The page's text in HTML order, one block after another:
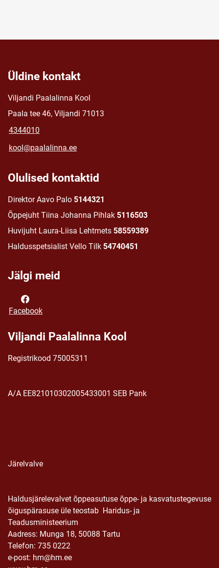
Üldine kontakt
Viljandi Paalalinna Kool
Paala tee 46, Viljandi 71013
4344010
kool@paalalinna.ee
Olulised kontaktid
Direktor Aavo Palo 5144321
Õppejuht Tiina Johanna Pihlak 5116503
Huvijuht Laura-Liisa Lehtmets 58559389
Haldusspetsialist Vello Tilk 54740451
Jälgi meid
Facebook
Viljandi Paalalinna Kool
Registrikood 75005311
A/A EE821010302005433001 SEB Pank
Järelvalve
Haldusjärelevalvet õppeasutuse õppe- ja kasvatustegevuse
õiguspärasuse üle teostab Haridus- ja
Teadusministeerium
Aadress: Munga 18, 50088 Tartu
Telefon: 735 0222
e-post: hm@hm.ee